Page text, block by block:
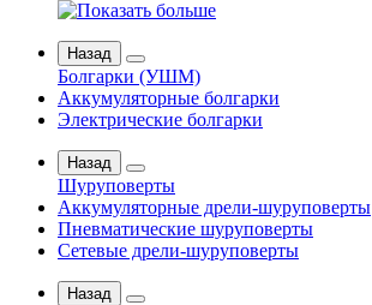
Назад
Болгарки (УШМ)
Аккумуляторные болгарки
Электрические болгарки
Назад
Шуруповерты
Аккумуляторные дрели-шуруповерты
Пневматические шуруповерты
Сетевые дрели-шуруповерты
Назад